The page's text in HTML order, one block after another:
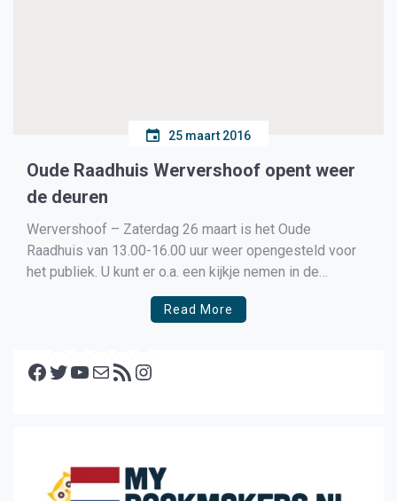
25 maart 2016
Oude Raadhuis Wervershoof opent weer
de deuren
Wervershoof – Zaterdag 26 maart is het Oude
Raadhuis van 13.00-16.00 uur weer opengesteld voor
het publiek. U kunt er o.a. een kijkje nemen in de
trouwzaal bij de expositie van oude foto’s en
krantenartikelen over ijs en schaatsen in en om
Read More
Facebook Twitter YouTube E-mail RSS feed